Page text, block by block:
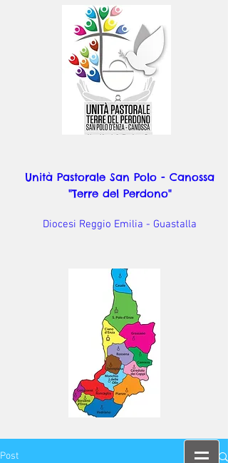
Unità Pastorale San Polo - Canossa
"Terre del Perdono"
Diocesi Reggio Emilia - Guastalla
Post